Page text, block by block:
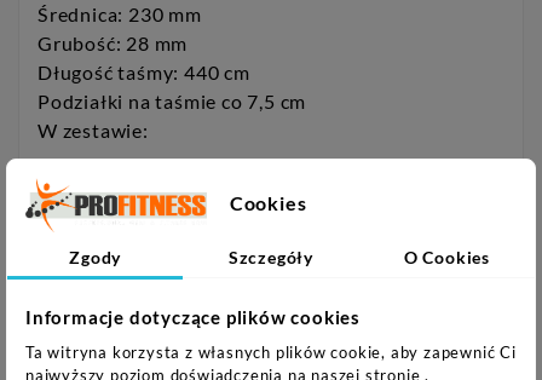
Średnica: 230 mm
Grubość: 28 mm
Długość taśmy: 440 cm
Podziałki na taśmie co 7,5 cm
W zestawie:
kółka gimnastyczne: 2 szt.
taśmy tekstylne: 2 szt.
Uwagi:
Cookies
Zgody Szczegóły O Cookies
Informacje dotyczące plików cookies
Ta witryna korzysta z własnych plików cookie, aby zapewnić Ci
najwyższy poziom doświadczenia na naszej stronie .